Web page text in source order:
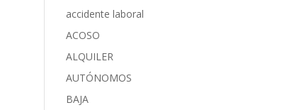
accidente laboral
ACOSO
ALQUILER
AUTÓNOMOS
BAJA